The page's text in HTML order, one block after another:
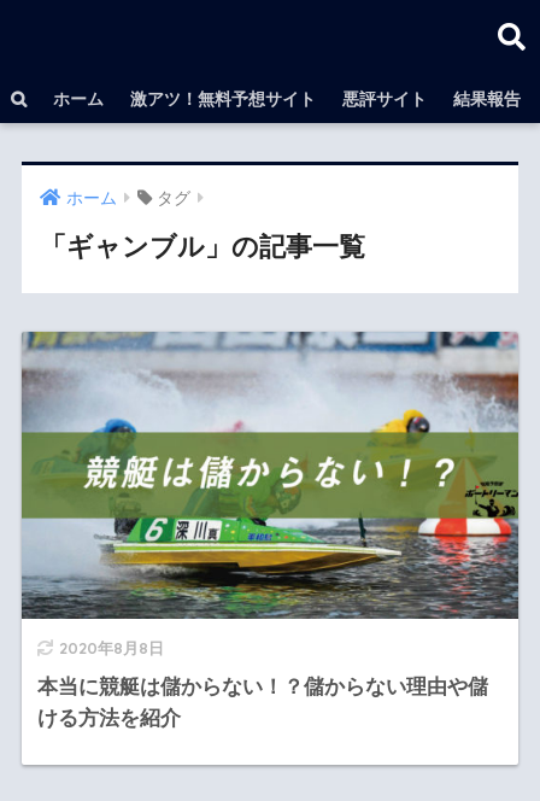
ホーム 激アツ！無料予想サイト 悪評サイト 結果報告
ホーム タグ
「ギャンブル」の記事一覧
2020年8月8日
本当に競艇は儲からない！？儲からない理由や儲
ける方法を紹介